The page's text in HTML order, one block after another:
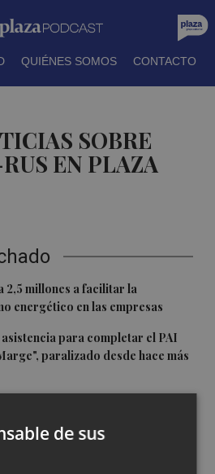
QUIÉNES SOMOS CONTACTO
SOBRE
EN PLAZA
2,5 millones a facilitar la
energético en las empresas
para completar el PAI
paralizado desde hace más
de sus